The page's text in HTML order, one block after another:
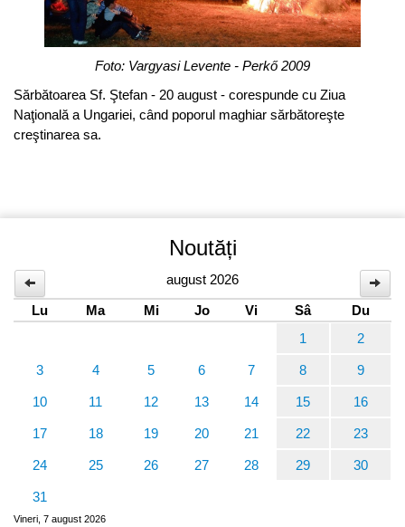
Foto: Vargyasi Levente - Perkő 2009
Sărbătoarea Sf. Ştefan - 20 august - corespunde cu Ziua
Naţională a Ungariei, când poporul maghiar sărbătoreşte
creştinarea sa.
Noutăți
august 2026
Lu
Ma Mi Jo Vi Sâ
Du
1
2
3 4 5 6 7 8 9
10 11 12 13 14 15 16
17 18 19 20 21 22 23
24 25 26 27 28 29 30
31
Vineri, 7 august 2026